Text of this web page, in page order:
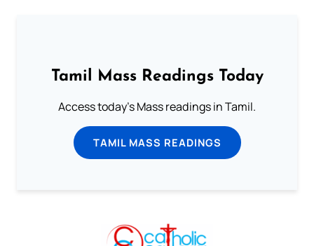
Tamil Mass Readings Today
Access today's Mass readings in Tamil.
TAMIL MASS READINGS